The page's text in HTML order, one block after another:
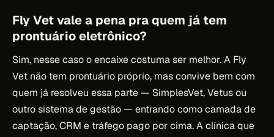
Fly Vet vale a pena pra quem já tem
prontuário eletrônico?
Sim, nesse caso o encaixe costuma ser melhor. A Fly
Vet não tem prontuário próprio, mas convive bem com
quem já resolveu essa parte — SimplesVet, Vetus ou
outro sistema de gestão — entrando como camada de
captação, CRM e tráfego pago por cima. A clínica que